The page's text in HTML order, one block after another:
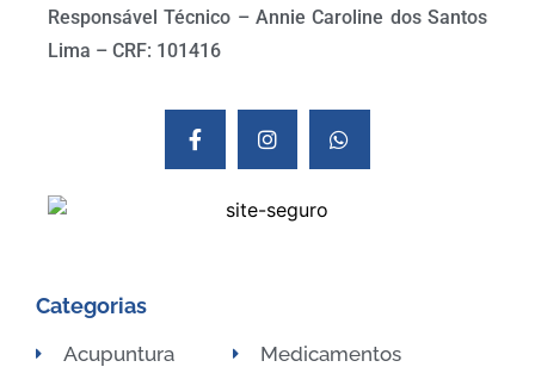
Responsável Técnico – Annie Caroline dos Santos
Lima – CRF: 101416
Categorias
Acupuntura
Medicamentos